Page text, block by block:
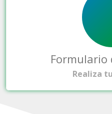
Formulario
Realiza